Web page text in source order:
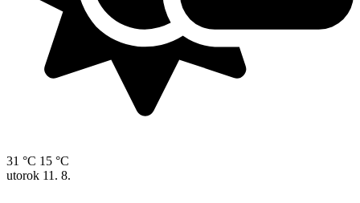
31 °C 15 °C
utorok 11. 8.